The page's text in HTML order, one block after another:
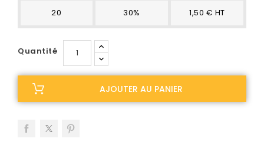
20 30% 1,50 € HT
Quantité
AJOUTER AU PANIER